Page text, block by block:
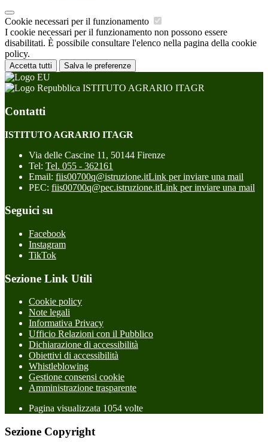
Cookie necessari per il funzionamento
I cookie necessari per il funzionamento non possono essere
disabilitati. È possibile consultare l'elenco nella pagina della cookie
policy.
Accetta tutti Salva le preferenze
ISTITUTO AGRARIO ITAGR
Contatti
ISTITUTO AGRARIO ITAGR
Via delle Cascine 11, 50144 Firenze
Tel: Tel. 055 - 362161
Email: fiis00700q@istruzione.itLink per inviare una mail
PEC: fiis00700q@pec.istruzione.itLink per inviare una mail
Seguici su
Facebook
Instagram
TikTok
Sezione Link Utili
Cookie policy
Note legali
Informativa Privacy
Ufficio Relazioni con il Pubblico
Dichiarazione di accessibilità
Obiettivi di accessibilità
Whistleblowing
Gestione consensi cookie
Amministrazione trasparente
Pagina visualizzata 1054 volte
Sezione Copyright